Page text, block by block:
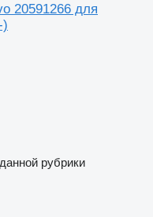
20591266 для
)
рубрики